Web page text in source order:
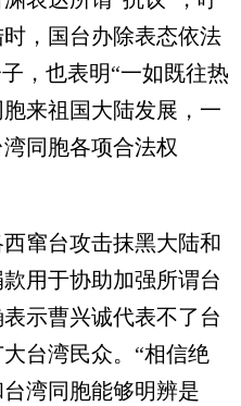
，国台办除表态依法
，也表明“一如既往热
来祖国大陆发展，一
同胞各项合法权
窜台攻击抹黑大陆和
用于协助加强所谓台
示曹兴诚代表不了台
台湾民众。“相信绝
湾同胞能够明辨是